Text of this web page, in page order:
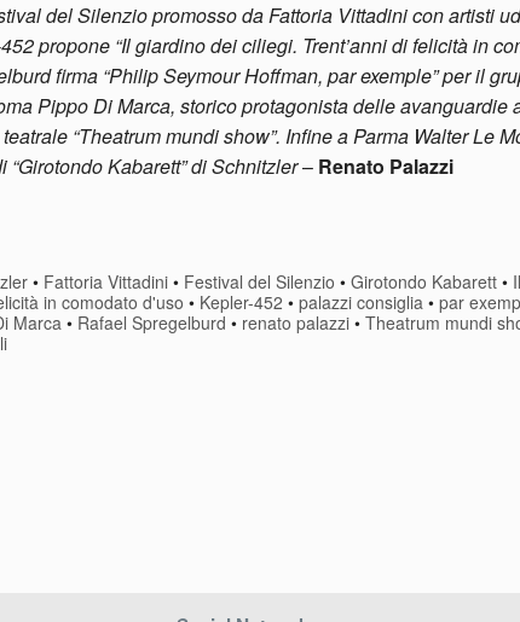
del Silenzio promosso da Fattoria Vittadini con artisti
propone “Il giardino dei ciliegi. Trent’anni di felicità in
firma “Philip Seymour Hoffman, par exemple” per il
Pippo Di Marca, storico protagonista delle avanguardie
“Theatrum mundi show”. Infine a Parma Walter Le
Kabarett” di Schnitzler– Renato Palazzi
• Fattoria Vittadini • Festival del Silenzio •Girotondo Kabarett • Il
in comodato d'uso • Kepler-452 • palazzi consiglia • par
Marca • Rafael Spregelburd • renato palazzi • Theatrum mundi